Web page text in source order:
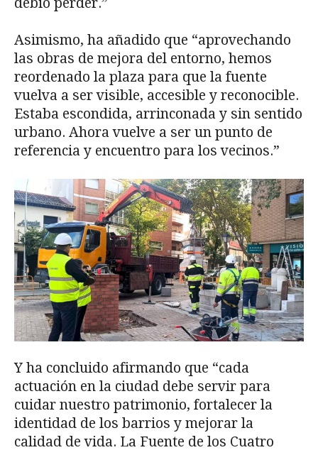
Asimismo, ha añadido que “aprovechando
las obras de mejora del entorno, hemos
reordenado la plaza para que la fuente
vuelva a ser visible, accesible y reconocible.
Estaba escondida, arrinconada y sin sentido
urbano. Ahora vuelve a ser un punto de
referencia y encuentro para los vecinos.”
Y ha concluido afirmando que “cada
actuación en la ciudad debe servir para
cuidar nuestro patrimonio, fortalecer la
identidad de los barrios y mejorar la
calidad de vida. La Fuente de los Cuatro